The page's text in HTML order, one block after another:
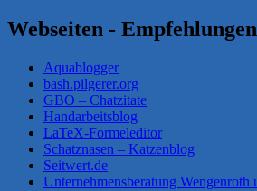
Webseiten - Empfehlungen
Aquablogger
bash.pilgerer.org
GBO – Chatzitate
Handarbeitsblog
LaTeX-Formeleditor
Schatznasen – Katzenblog
Seitwert.de
Unternehmensberatung Wengenroth